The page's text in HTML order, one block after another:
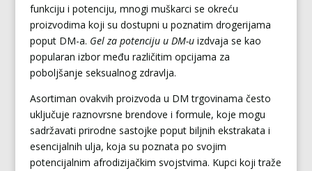
funkciju i potenciju, mnogi muškarci se okreću
proizvodima koji su dostupni u poznatim drogerijama
poput DM-a. Gel za potenciju u DM-uizdvaja se kao
popularan izbor među različitim opcijama za
poboljšanje seksualnog zdravlja.
Asortiman ovakvih proizvoda u DM trgovinama često
uključuje raznovrsne brendove i formule, koje mogu
sadržavati prirodne sastojke poput biljnih ekstrakata i
esencijalnih ulja, koja su poznata po svojim
potencijalnim afrodizijačkim svojstvima. Kupci koji traže